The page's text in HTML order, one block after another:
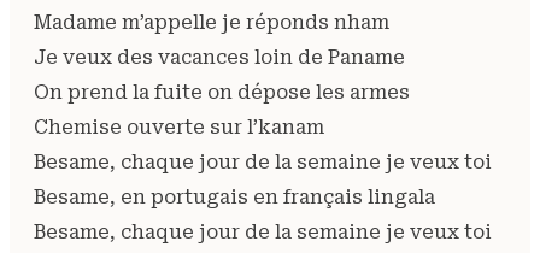
Madame m’appelle je réponds nham
Je veux des vacances loin de Paname
On prend la fuite on dépose les armes
Chemise ouverte sur l’kanam
Besame, chaque jour de la semaine je veux toi
Besame, en portugais en français lingala
Besame, chaque jour de la semaine je veux toi